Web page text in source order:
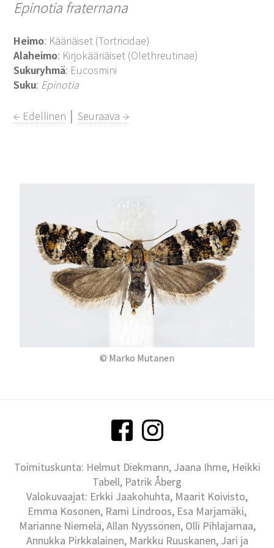
Epinotia fraternana
Heimo: Kääriäiset (Tortricidae)
Alaheimo: Kirjokääriäiset (Olethreutinae)
Sukuryhmä: Eucosmini
Suku: Epinotia
← Edellinen │Seuraava →
© Marko Mutanen
Toimituskunta: Helmut Diekmann, Jaana Ihme, Heikki
Tabell, Patrik Åberg
Valokuvaajat: Erkki Jaakohuhta, Maarit Koivisto,
Emma Kosonen, Rami Lindroos, Esa Marjamäki,
Marianne Niemelä, Allan Nyyssönen, Olli Pihlajamaa,
Annukka Pirkkalainen, Markku Ruuskanen, Jari ja